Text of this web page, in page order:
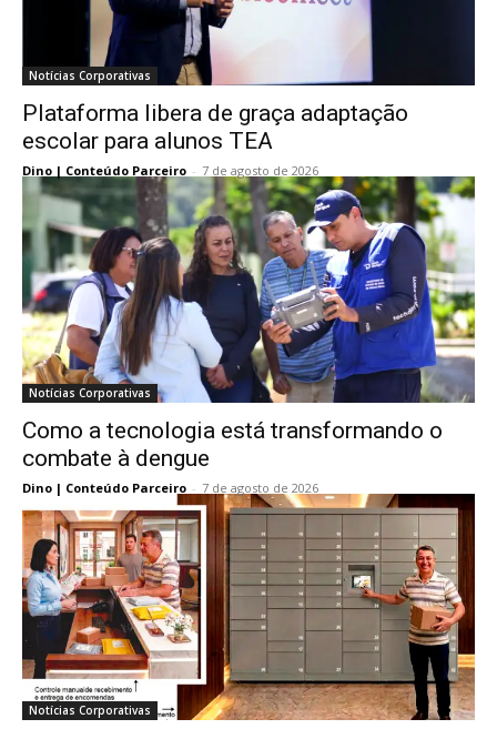
Notícias Corporativas
Plataforma libera de graça adaptação
escolar para alunos TEA
Dino | Conteúdo Parceiro - 7 de agosto de 2026
Notícias Corporativas
Como a tecnologia está transformando o
combate à dengue
Dino | Conteúdo Parceiro - 7 de agosto de 2026
Notícias Corporativas